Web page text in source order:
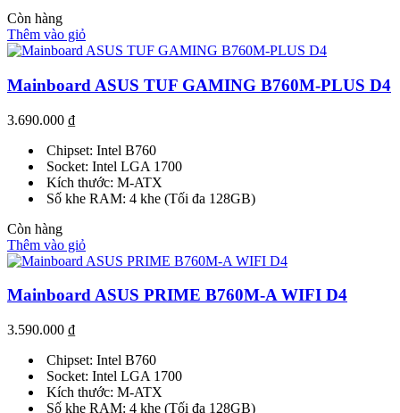
Còn hàng
Thêm vào giỏ
Mainboard ASUS TUF GAMING B760M-PLUS D4
3.690.000 ₫
Chipset: Intel B760
Socket: Intel LGA 1700
Kích thước: M-ATX
Số khe RAM: 4 khe (Tối đa 128GB)
Còn hàng
Thêm vào giỏ
Mainboard ASUS PRIME B760M-A WIFI D4
3.590.000 ₫
Chipset: Intel B760
Socket: Intel LGA 1700
Kích thước: M-ATX
Số khe RAM: 4 khe (Tối đa 128GB)